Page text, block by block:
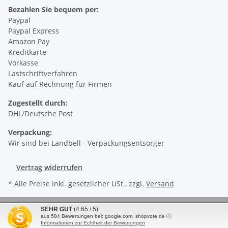
Bezahlen Sie bequem per:
Paypal
Paypal Express
Amazon Pay
Kreditkarte
Vorkasse
Lastschriftverfahren
Kauf auf Rechnung für Firmen
Zugestellt durch:
DHL/Deutsche Post
Verpackung:
Wir sind bei Landbell - Verpackungsentsorger
Vertrag widerrufen
* Alle Preise inkl. gesetzlicher USt., zzgl. Versand
© LIPA Autopflege GmbH
Powered byJTL-Shop| Cached byecomDATA LiteSpeed Cache
SEHR GUT (4.65 / 5)
aus 584 Bewertungen bei: google.com, shopvote.de ⓘ
Informationen zur Echtheit der Bewertungen